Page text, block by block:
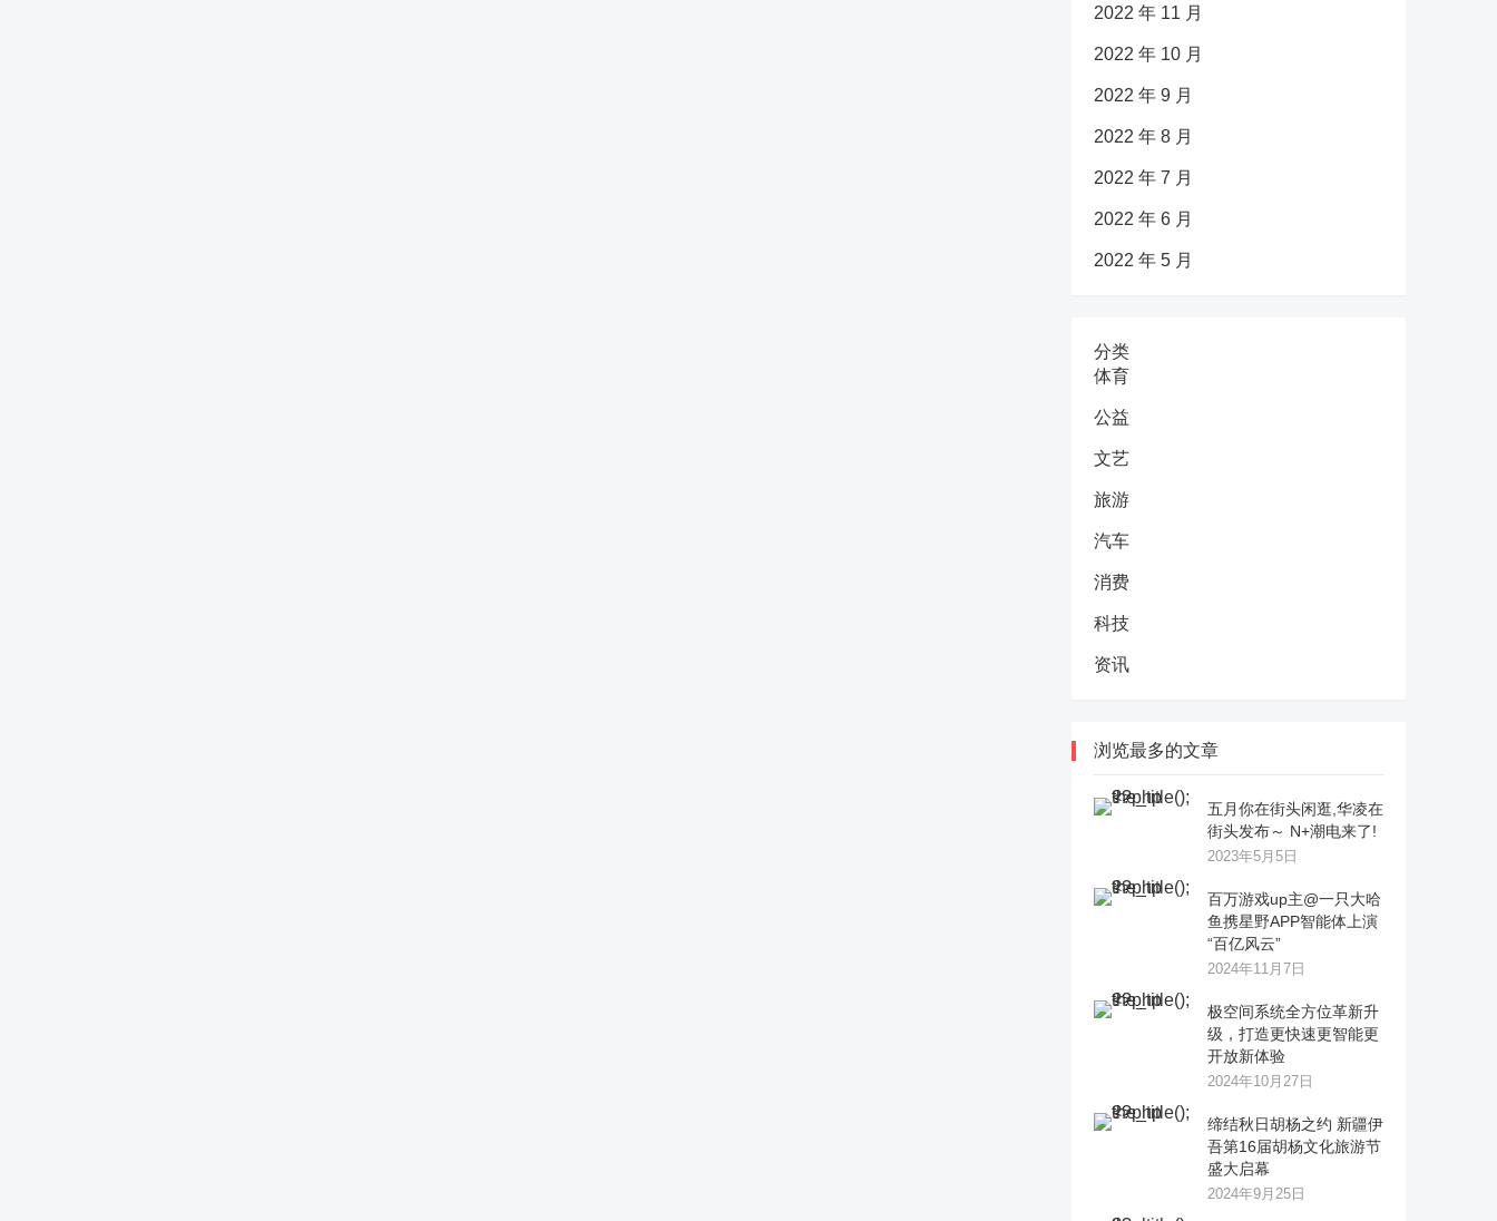
2022 年 11 月
2022 年 10 月
2022 年 9 月
2022 年 8 月
2022 年 7 月
2022 年 6 月
2022 年 5 月
分类
体育
公益
文艺
旅游
汽车
消费
科技
资讯
浏览最多的文章
五月你在街头闲逛,华凌在
街头发布～ N+潮电来了!
2023年5月5日
百万游戏up主@一只大哈
鱼携星野APP智能体上演
“百亿风云”
2024年11月7日
极空间系统全方位革新升
级，打造更快速更智能更
开放新体验
2024年10月27日
缔结秋日胡杨之约 新疆伊
吾第16届胡杨文化旅游节
盛大启幕
2024年9月25日